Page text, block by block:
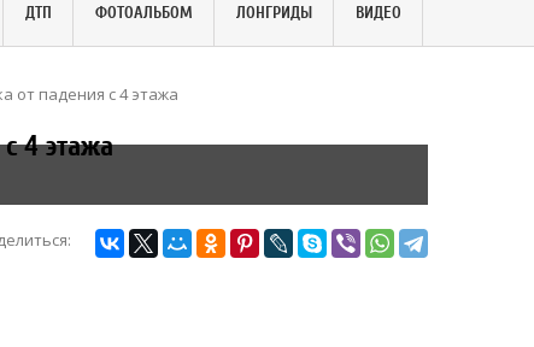
ДТП ФОТОАЛЬБОМ ЛОНГРИДЫ ВИДЕО
от падения с 4 этажа
4 этажа